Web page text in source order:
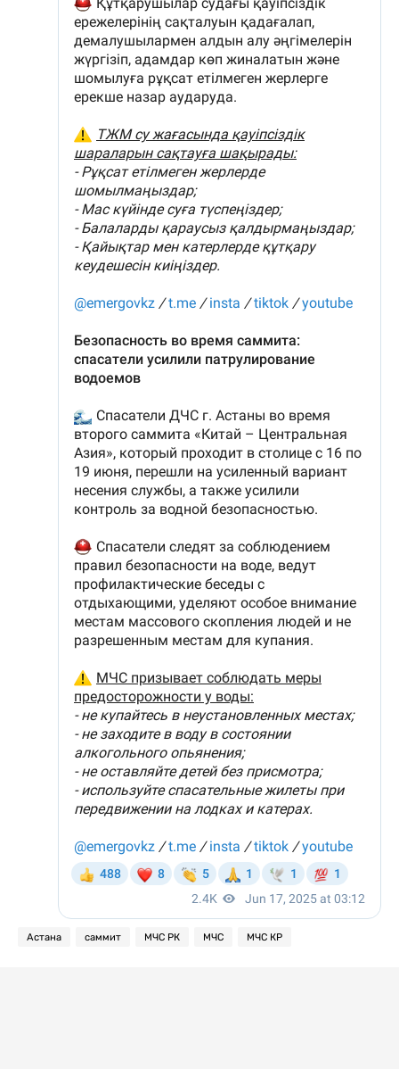
Астана саммит МЧС РК МЧС МЧС КР